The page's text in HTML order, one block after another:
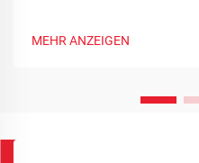
MEHR ANZEIGEN